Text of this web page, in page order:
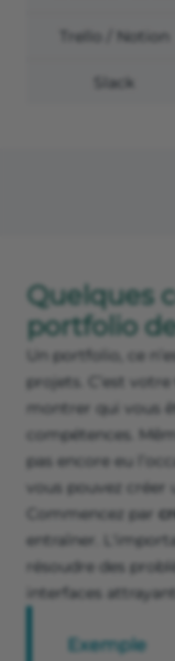
Trello / Notion
Slack
Quelques
portfolio
Un portfolio, ce
projets. C’est votre
montrer qui vous
compétences.
pas encore eu
vous pouvez créer
Commencez par
entraîner.
résoudre des
interfaces
Exemple